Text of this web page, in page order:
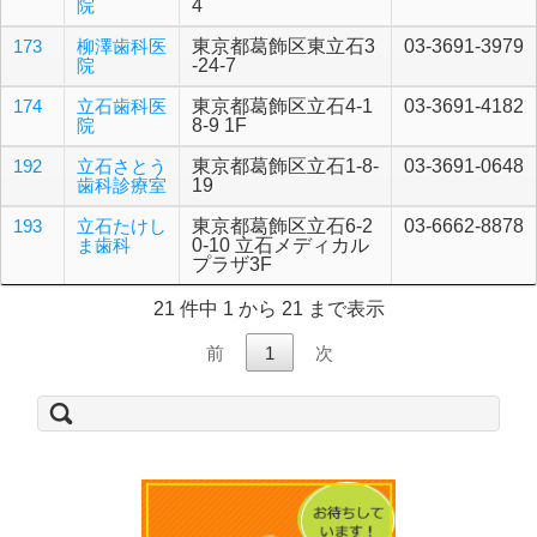
院
4
173
柳澤歯科医
院
東京都葛飾区東立石3
-24-7
03-3691-3979
174
立石歯科医
院
東京都葛飾区立石4-1
8-9 1F
03-3691-4182
192
立石さとう
歯科診療室
東京都葛飾区立石1-8-
19
03-3691-0648
193
立石たけし
ま歯科
東京都葛飾区立石6-2
0-10 立石メディカル
プラザ3F
03-6662-8878
21 件中 1 から 21 まで表示
前 1
次
索: